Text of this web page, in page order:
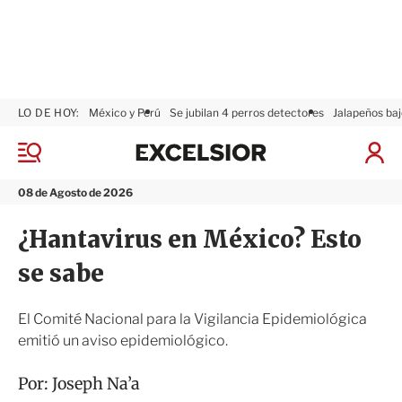
M
n
08 de Agosto de 2026
LO DE HOY: México y Perú Se jubilan 4 perros detectores Jalapeños
I
x
i
¿Hantavirus en México? Esto
se sabe
El Comité Nacional para la Vigilancia Epidemiológica
emitió un aviso epidemiológico.
Por: Joseph Na’a